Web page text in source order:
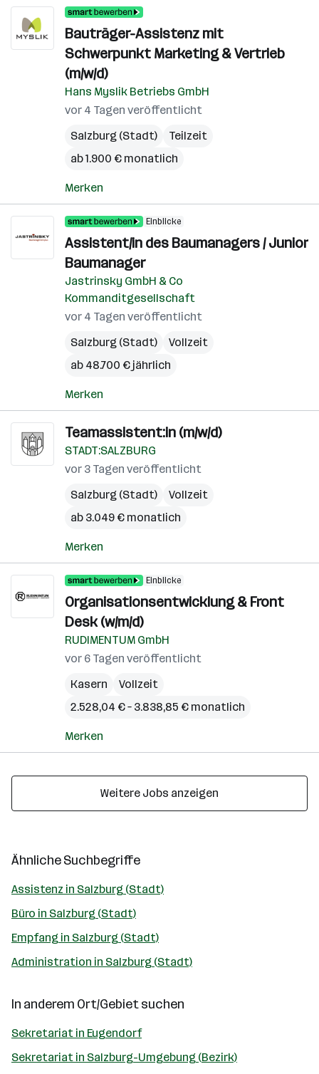
Bauträger-Assistenz mit
Schwerpunkt Marketing & Vertrieb
(m/w/d)
Hans Myslik Betriebs GmbH
vor 4 Tagen veröffentlicht
Salzburg (Stadt)
Teilzeit
ab 1.900 € monatlich
Merken
Einblicke
Assistent/in des Baumanagers / Junior
Baumanager
Jastrinsky GmbH & Co
Kommanditgesellschaft
vor 4 Tagen veröffentlicht
Salzburg (Stadt)
Vollzeit
ab 48.700 € jährlich
Merken
Teamassistent:in (m/w/d)
STADT:SALZBURG
vor 3 Tagen veröffentlicht
Salzburg (Stadt)
Vollzeit
ab 3.049 € monatlich
Merken
Einblicke
Organisationsentwicklung & Front
Desk (w/m/d)
RUDIMENTUM GmbH
vor 6 Tagen veröffentlicht
Kasern
Vollzeit
2.528,04 € – 3.838,85 € monatlich
Merken
Weitere Jobs anzeigen
Ähnliche Suchbegriffe
Assistenz in Salzburg (Stadt)
Büro in Salzburg (Stadt)
Empfang in Salzburg (Stadt)
Administration in Salzburg (Stadt)
In anderem Ort/Gebiet suchen
Sekretariat in Eugendorf
Sekretariat in Salzburg-Umgebung (Bezirk)